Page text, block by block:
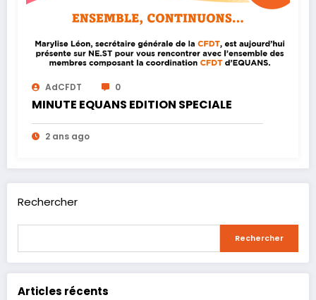
AdCFDT 0
MINUTE EQUANS EDITION SPECIALE
2 ans ago
Rechercher
Rechercher
Articles récents